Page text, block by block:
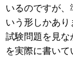
いるのですが、
いう形しかあ
試験問題を見な
を実際に書いて